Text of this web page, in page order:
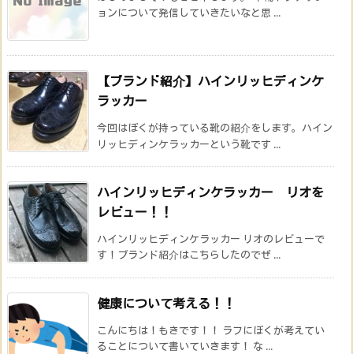
ョンについて発信していきたいなと思 ...
【ブランド紹介】ハインリッヒディンケ
ラッカー
今回はぼくが持っている靴の紹介をします。ハイン
リッヒディンケラッカーという靴です ...
ハインリッヒディンケラッカー リオを
レビュー！！
ハインリッヒディンケラッカー リオのレビューで
す！ブランド紹介はこちらしたのでぜ ...
健康について考える！！
こんにちは！もきです！！ ラフにぼくが考えてい
ることについて書いていきます！ な ...